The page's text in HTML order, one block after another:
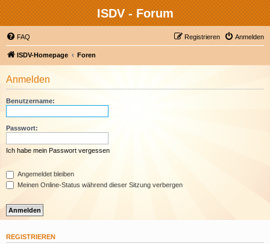
ISDV - Forum
FAQ Anmelden
Registrieren
ISDV-Homepage Foren
Anmelden
Benutzername:
Passwort:
Ich habe mein Passwort vergessen
Angemeldet bleiben
Meinen Online-Status während dieser Sitzung verbergen
REGISTRIEREN